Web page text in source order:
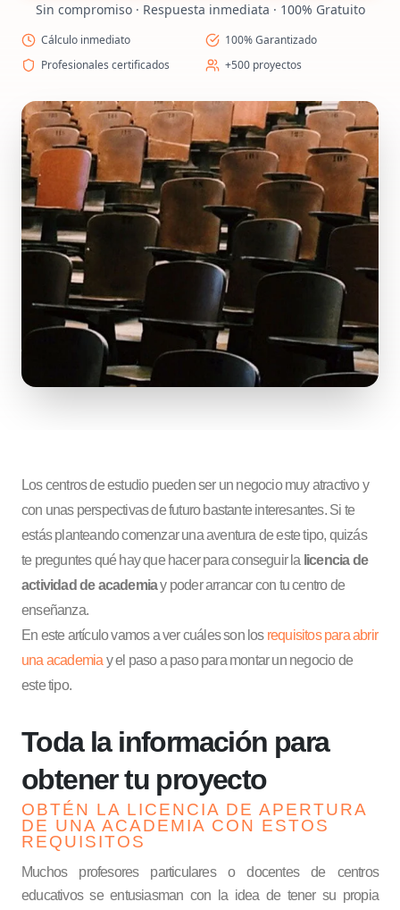
Sin compromiso · Respuesta inmediata · 100% Gratuito
Cálculo inmediato
100% Garantizado
Profesionales certificados
+500 proyectos
Los centros de estudio pueden ser un negocio muy atractivo y
con unas perspectivas de futuro bastante interesantes. Si te
estás planteando comenzar una aventura de este tipo, quizás
te preguntes qué hay que hacer para conseguir la licencia de
actividad de academiay poder arrancar con tu centro de
enseñanza.
En este artículo vamos a ver cuáles son los requisitos para abrir
una academia y el paso a paso para montar un negocio de
este tipo.
Toda la información para
obtener tu proyecto
OBTÉN LA LICENCIA DE APERTURA
DE UNA ACADEMIA CON ESTOS
REQUISITOS
Muchos profesores particulares o docentes de centros
educativos se entusiasman con la idea de tener su propia